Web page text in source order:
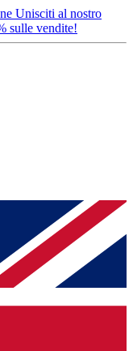
Unisciti al nostro
sulle vendite!